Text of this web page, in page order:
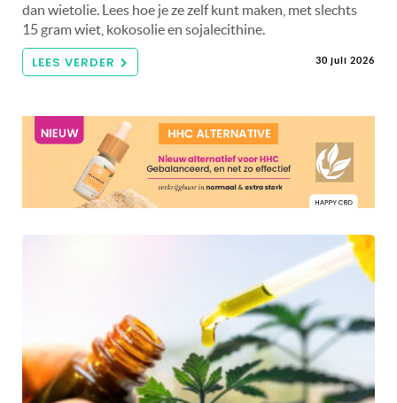
dan wietolie. Lees hoe je ze zelf kunt maken, met slechts
15 gram wiet, kokosolie en sojalecithine.
LEES VERDER 30 juli 2026